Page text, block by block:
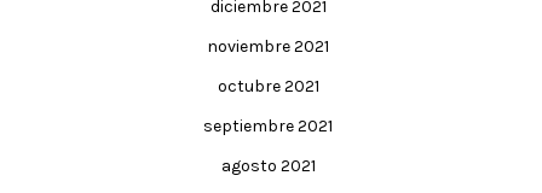
diciembre 2021
noviembre 2021
octubre 2021
septiembre 2021
agosto 2021